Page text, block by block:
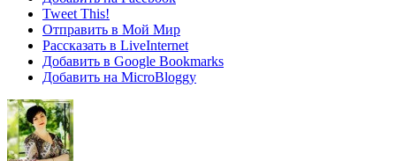
Tweet This!
Отправить в Мой Мир
Рассказать в LiveInternet
Добавить в Google Bookmarks
Добавить на MicroBloggy